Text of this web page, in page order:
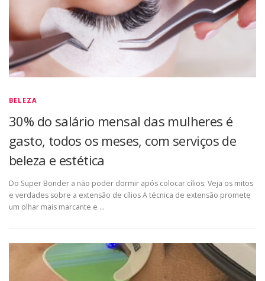
BELEZA
30% do salário mensal das mulheres é
gasto, todos os meses, com serviços de
beleza e estética
Do Super Bonder a não poder dormir após colocar cílios: Veja os mitos
e verdades sobre a extensão de cílios A técnica de extensão promete
um olhar mais marcante e …